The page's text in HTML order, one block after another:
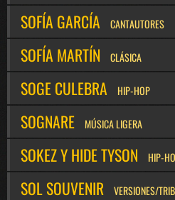
SOFÍA GARCÍA CANTAUTORES
SOFÍA MARTÍN CLÁSICA
SOGE CULEBRA HIP-HOP
SOGNARE MÚSICA LIGERA
SOKEZ Y HIDE TYSON HIP-
SOL SOUVENIR VERSIONES/